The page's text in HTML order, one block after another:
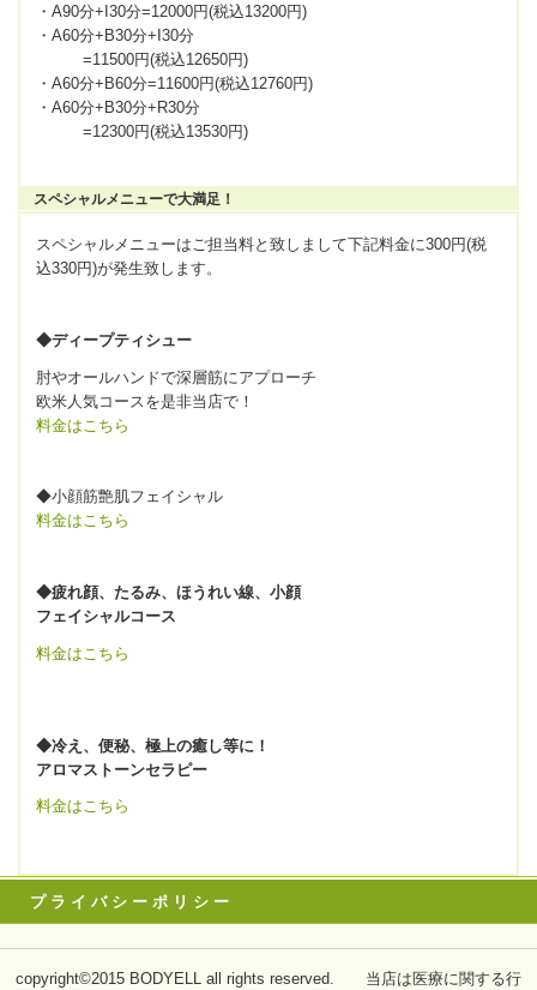
・A90分+I30分=12000円(税込13200円)
・A60分+B30分+I30分
=11500円(税込12650円)
・A60分+B60分=11600円(税込12760円)
・A60分+B30分+R30分
=12300円(税込13530円)
スペシャルメニューで大満足！
スペシャルメニューはご担当料と致しまして下記料金に300円(税
込330円)が発生致します。
◆ディープティシュー
肘やオールハンドで深層筋にアプローチ
欧米人気コースを是非当店で！
料金はこちら
◆小顔筋艶肌フェイシャル
料金はこちら
◆疲れ顔、たるみ、ほうれい線、小顔
フェイシャルコース
料金はこちら
◆冷え、便秘、極上の癒し等に！
アロマストーンセラピー
料金はこちら
プ ラ イ バ シ ー ポ リ シ ー
copyright©2015 BODYELL all rights reserved. 当店は医療に関する行